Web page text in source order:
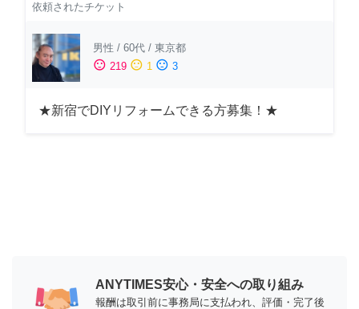
依頼されたチケット
男性 / 60代 / 東京都
sentiment_satisfied 219 sentiment_neutral 1 sentiment_dissatisfied 3
★新宿でDIYリフォームできる方募集！★
ANYTIMES安心・安全への取り組み
報酬は取引前に事務局に支払われ、評価・完了後